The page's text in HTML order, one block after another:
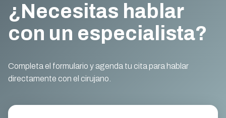
¿Necesitas hablar
con un especialista?
Completa el formulario y agenda tu cita para hablar
directamente con el cirujano.